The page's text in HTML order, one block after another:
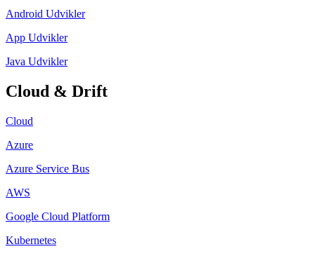
Android Udvikler
App Udvikler
Java Udvikler
Cloud & Drift
Cloud
Azure
Azure Service Bus
AWS
Google Cloud Platform
Kubernetes